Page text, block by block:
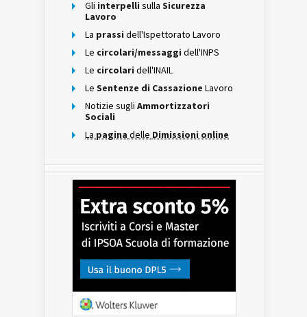
Gli interpelli sulla Sicurezza
Lavoro
La prassi dell'Ispettorato Lavoro
Le circolari/messaggi dell'INPS
Le circolari dell'INAIL
Le Sentenze di Cassazione Lavoro
Notizie sugli Ammortizzatori
Sociali
La pagina delle Dimissioni online